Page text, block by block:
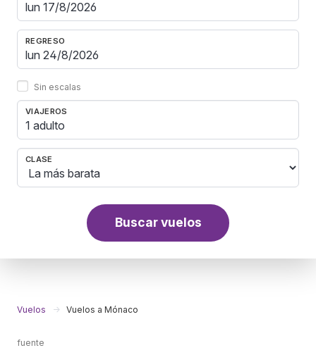
REGRESO
Sin escalas
VIAJEROS
1 adulto
CLASE
Buscar vuelos
Vuelos Vuelos a Mónaco
fuente